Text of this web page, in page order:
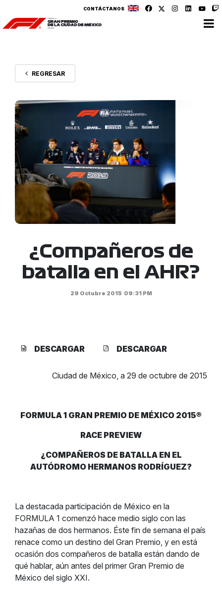
CONTÁCTANOS
REGRESAR
¿Compañeros de
batalla en el AHR?
29 Octubre 2015 09:31 PM
DESCARGAR DESCARGAR
Ciudad de México, a 29 de octubre de 2015
FORMULA 1 GRAN PREMIO DE MÉXICO 2015®
RACE PREVIEW
¿COMPAÑEROS DE BATALLA EN EL
AUTÓDROMO HERMANOS RODRÍGUEZ?
La destacada participación de México en la
FORMULA 1 comenzó hace medio siglo con las
hazañas de dos hermanos. Éste fin de semana el país
renace como un destino del Gran Premio, y en está
ocasión dos compañeros de batalla están dando de
qué hablar, aún antes del primer Gran Premio de
México del siglo XXI.